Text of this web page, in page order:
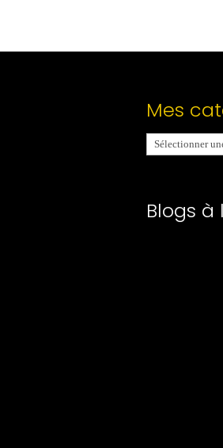
Mes
Mes
catégories
Blogs à